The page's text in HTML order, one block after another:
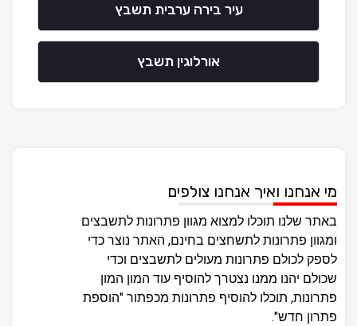
עיר בירה ערבית תשבץ
אורלוגין תשבץ
מי אנחנו ואיך אנחנו צולפים
באתר שלנו תוכלו למצוא מגוון פתרונות לתשבצים
ומגוון פתרונות לתשחצים בחינם, האתר נוצר כדי
לספק לכולם פתרונות מעולים לתשבצים וכדי
שכולם יהנו ממנו נצטרך להוסיף עוד המון המון
פתרונות, תוכלו להוסיף פתרונות מכפתור "הוספת
פתרון חדש".